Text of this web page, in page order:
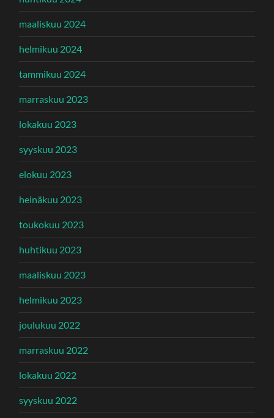
maaliskuu 2024
helmikuu 2024
tammikuu 2024
marraskuu 2023
lokakuu 2023
syyskuu 2023
elokuu 2023
heinäkuu 2023
toukokuu 2023
huhtikuu 2023
maaliskuu 2023
helmikuu 2023
joulukuu 2022
marraskuu 2022
lokakuu 2022
syyskuu 2022